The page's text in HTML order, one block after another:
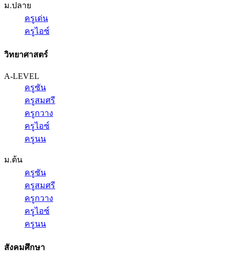
ม.ปลาย
ครูเด่น
ครูไอซ์
วิทยาศาสตร์
A-LEVEL
ครูซัน
ครูสมศรี
ครูกวาง
ครูไอซ์
ครูนน
ม.ต้น
ครูซัน
ครูสมศรี
ครูกวาง
ครูไอซ์
ครูนน
สังคมศึกษา